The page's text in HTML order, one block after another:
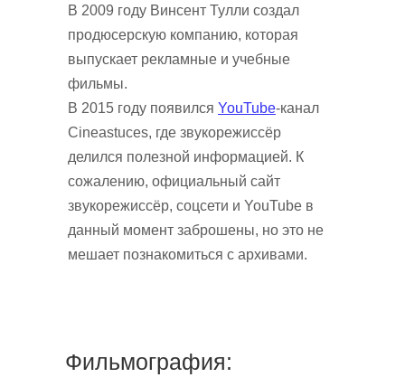
В 2009 году Винсент Тулли создал
продюсерскую компанию, которая
выпускает рекламные и учебные
фильмы.
В 2015 году появился YouTube-канал
Cineastuces, где звукорежиссёр
делился полезной информацией. К
сожалению, официальный сайт
звукорежиссёр, соцсети и YouTube в
данный момент заброшены, но это не
мешает познакомиться с архивами.
Фильмография: